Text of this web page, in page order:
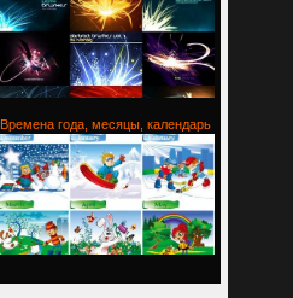
Времена года, месяцы, календарь